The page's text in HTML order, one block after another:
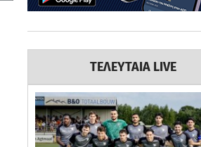
ΤΕΛΕΥΤΑΙΑ LIVE